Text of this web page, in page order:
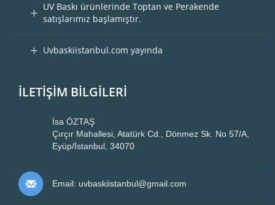
UV Baskı ürünlerinde Toptan ve Perakende
satışlarımız başlamıştır.
Uvbaskiistanbul.com yayında
İLETİŞİM BİLGİLERİ
İsa ÖZTAŞ
Çırçır Mahallesi, Atatürk Cd., Dönmez Sk. No 57/A,
Eyüp/İstanbul, 34070
Email: uvbaskiistanbul@gmail.com